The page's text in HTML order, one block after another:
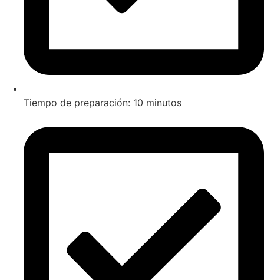
Tiempo de preparación: 10 minutos